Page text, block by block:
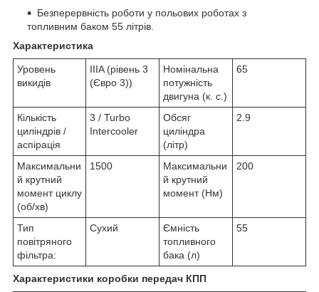
Безперервність роботи у польових роботах з
топливним баком 55 літрів.
Характеристика
Уровень
викидів
IIIA (рівень 3
(Євро 3))
Номінальна
потужність
двигуна (к. с.)
65
Кількість
циліндрів /
аспірація
3 / Turbo
Intercooler
Обсяг
циліндра
(літр)
2.9
Максимальни
й крутний
момент циклу
(об/хв)
1500
Максимальни
й крутний
момент (Нм)
200
Тип
повітряного
фільтра:
Сухий
Ємність
топливного
бака (л)
55
Характеристики коробки передач КПП